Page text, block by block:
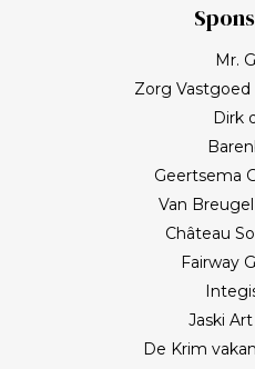
Mr.
Zorg
Dirk
Geertsema
Van
Château
Fairway
Jaski
De Krim